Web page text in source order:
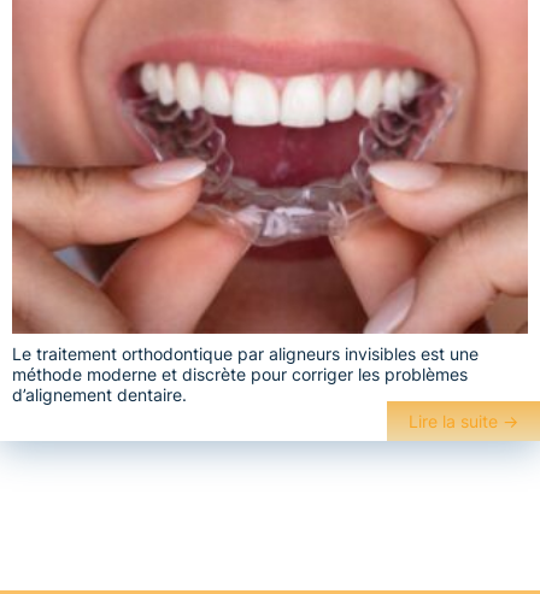
Le traitement orthodontique par aligneurs invisibles est une
méthode moderne et discrète pour corriger les problèmes
d’alignement dentaire.
Lire la suite →